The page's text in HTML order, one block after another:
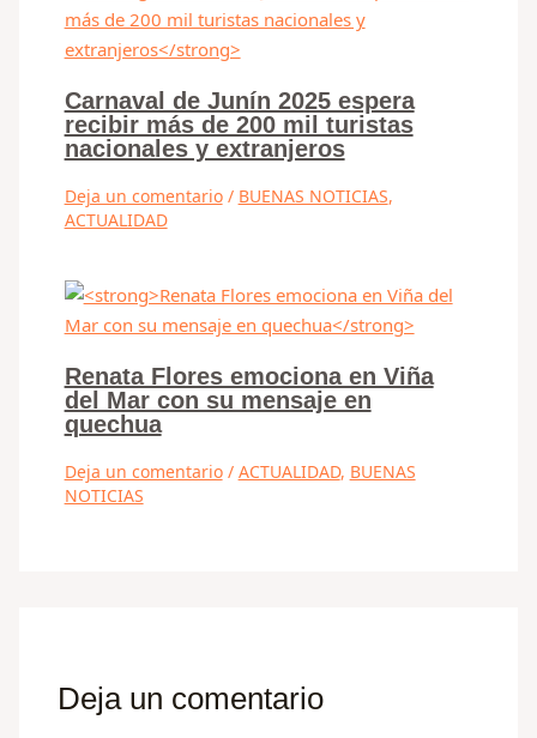
Carnaval de Junín 2025 espera
recibir más de 200 mil turistas
nacionales y extranjeros
Deja un comentario / BUENAS NOTICIAS,
ACTUALIDAD
Renata Flores emociona en Viña
del Mar con su mensaje en
quechua
Deja un comentario / ACTUALIDAD, BUENAS
NOTICIAS
Deja un comentario